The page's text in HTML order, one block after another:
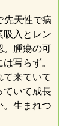
先天性で病
吸入とレン
。腫瘍の可
写らず。
来ていて
ていて成長
。生まれつ